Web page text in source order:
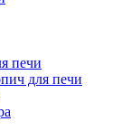
печи
для печи